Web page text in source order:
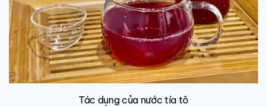
Tác dụng của nước tía tô